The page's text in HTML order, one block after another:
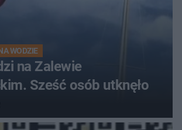
WODZIE
na Zalewie
Sześć osób utknęło